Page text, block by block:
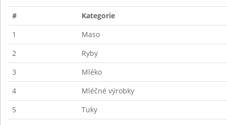
#
Kategorie
1
Maso
2
Ryby
3
Mléko
4
Mléčné výrobky
5
Tuky